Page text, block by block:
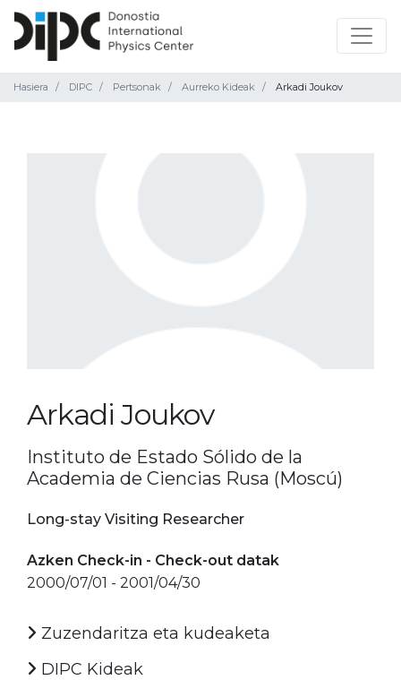
Hasiera DIPC Pertsonak Aurreko Kideak Arkadi Joukov
Arkadi Joukov
Instituto de Estado Sólido de la
Academia de Ciencias Rusa (Moscú)
Long-stay Visiting Researcher
Azken Check-in - Check-out datak
2000/07/01 - 2001/04/30
Zuzendaritza eta kudeaketa
DIPC Kideak